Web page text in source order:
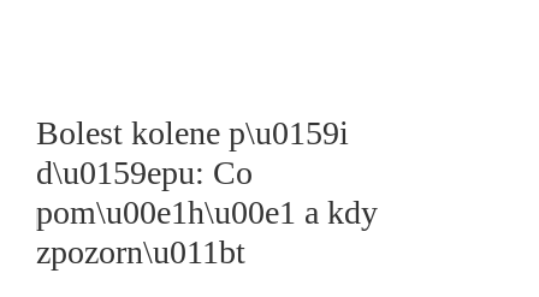
Bolest kolene p\u0159i
d\u0159epu: Co
pom\u00e1h\u00e1 a kdy
zpozorn\u011bt